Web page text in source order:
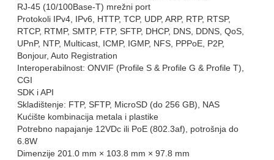
RJ-45 (10/100Base-T) mrežni port
Protokoli IPv4, IPv6, HTTP, TCP, UDP, ARP, RTP, RTSP,
RTCP, RTMP, SMTP, FTP, SFTP, DHCP, DNS, DDNS, QoS,
UPnP, NTP, Multicast, ICMP, IGMP, NFS, PPPoE, P2P,
Bonjour, Auto Registration
Interoperabilnost: ONVIF (Profile S & Profile G & Profile T),
CGI
SDK i API
Skladištenje: FTP, SFTP, MicroSD (do 256 GB), NAS
Kućište kombinacija metala i plastike
Potrebno napajanje 12VDc ili PoE (802.3af), potrošnja do
6.8W
Dimenzije 201.0 mm × 103.8 mm × 97.8 mm